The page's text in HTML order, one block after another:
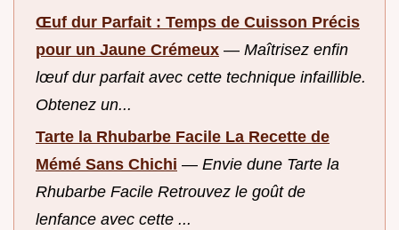
Œuf dur Parfait : Temps de Cuisson Précis
pour un Jaune Crémeux — Maîtrisez enfin
lœuf dur parfait avec cette technique infaillible.
Obtenez un...
Tarte la Rhubarbe Facile La Recette de
Mémé Sans Chichi — Envie dune Tarte la
Rhubarbe Facile Retrouvez le goût de
lenfance avec cette ...